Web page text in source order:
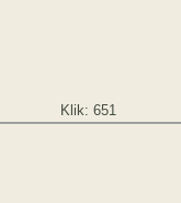
Klik: 651